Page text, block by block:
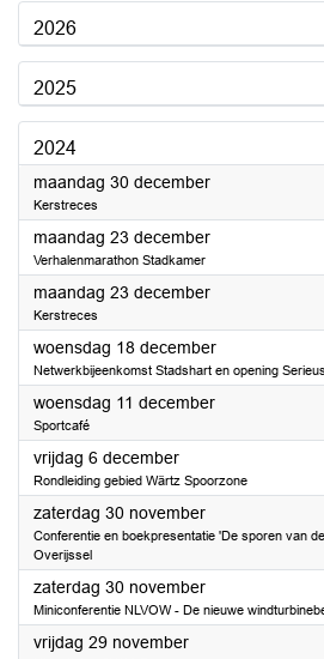
2026
2025
2024
maandag 30 december2024
Kerstreces
maandag 23 december2024
Verhalenmarathon Stadkamer
maandag 23 december2024
Kerstreces
woensdag 18 december2024
Netwerkbijeenkomst Stadshart en opening
woensdag 11 december2024
Sportcafé
vrijdag 6 december2024
Rondleiding gebied Wärtz Spoorzone
zaterdag 30 november2024
Conferentie en boekpresentatie 'De sporen van
Overijssel
zaterdag 30 november2024
Miniconferentie NLVOW - De nieuwe
vrijdag 29 november2024